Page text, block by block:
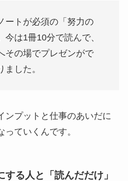
ートが必須の「努力の
今は1冊10分で読んで、
その場でプレゼンがで
ました。
ンプットと仕事のあいだに
ていくんです。
する人と「読んだだけ」